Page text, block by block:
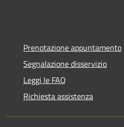
Prenotazione appuntamento
Segnalazione disservizio
Leggi le FAQ
Richiesta assistenza